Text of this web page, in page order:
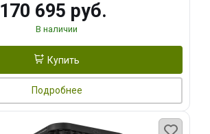
170 695 руб.
В наличии
Купить
Подробнее